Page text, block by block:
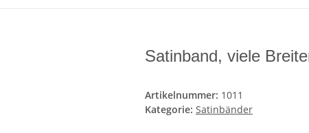
Satinband, viele
Artikelnummer: 1011
Kategorie: Satinbänder